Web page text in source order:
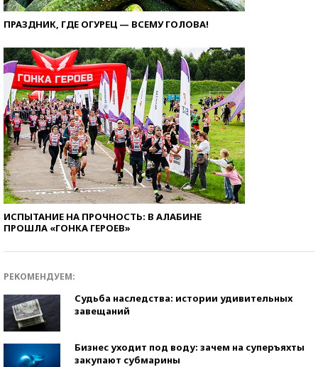
ПРАЗДНИК, ГДЕ ОГУРЕЦ — ВСЕМУ ГОЛОВА!
ИСПЫТАНИЕ НА ПРОЧНОСТЬ: В АЛАБИНЕ
ПРОШЛА «ГОНКА ГЕРОЕВ»
РЕКОМЕНДУЕМ:
Судьба наследства: истории удивительных
завещаний
Бизнес уходит под воду: зачем на суперъяхты
закупают субмарины